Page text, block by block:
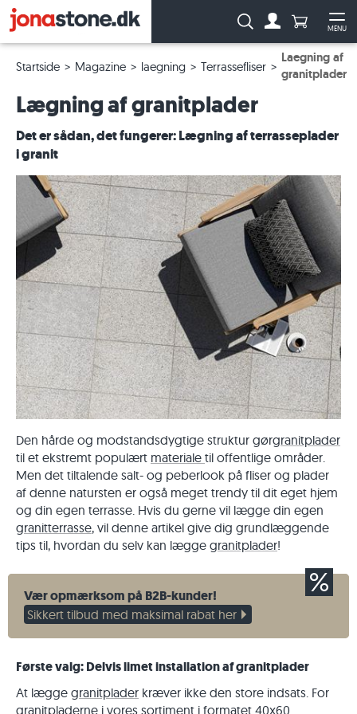
MENU
Søg: Antal
Startside Magazine laegning Terrassefliser
Laegning af
granitplader
Lægning af granitplader
Det er sådan, det fungerer: Lægning af terrasseplader
i granit
Den hårde og modstandsdygtige struktur gørgranitplader
til et ekstremt populært materiale til offentlige områder.
Men det tiltalende salt- og peberlook på fliser og plader
af denne natursten er også meget trendy til dit eget hjem
og din egen terrasse. Hvis du gerne vil lægge din egen
granitterrasse, vil denne artikel give dig grundlæggende
tips til, hvordan du selv kan lægge granitplader!
Vær opmærksom på B2B-kunder!
Sikkert tilbud med maksimal rabat her
Første valg: Delvis limet installation af granitplader
At lægge granitplader kræver ikke den store indsats. For
granitpladerne i vores sortiment i formatet 40x60